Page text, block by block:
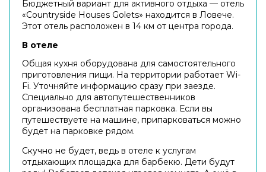
Бюджетный вариант для активного отдыха — отель
«Countryside Houses Golets» находится в Ловече.
Этот отель расположен в 14 км от центра города.
В отеле
Общая кухня оборудована для самостоятельного
приготовления пищи. На территории работает Wi-
Fi. Уточняйте информацию сразу при заезде.
Специально для автопутешественников
организована бесплатная парковка. Если вы
путешествуете на машине, припарковаться можно
будет на парковке рядом.
Скучно не будет, ведь в отеле к услугам
отдыхающих площадка для барбекю. Дети будут